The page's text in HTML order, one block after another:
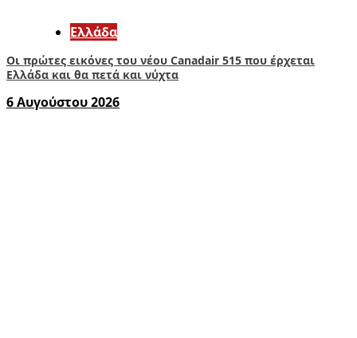
Ελλάδα
Οι πρώτες εικόνες του νέου Canadair 515 που έρχεται
Ελλάδα και θα πετά και νύχτα
6 Αυγούστου 2026